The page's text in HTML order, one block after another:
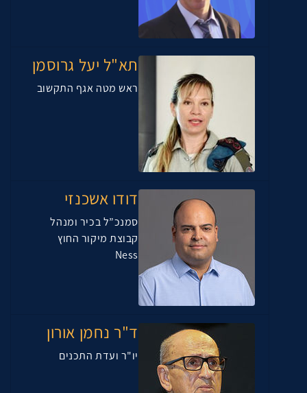
תא"ל יעל גרוסמן
ראש מטה אגף התקשוב
דודו אשכנזי
סמנכ”ל בכיר ומנהל
קבוצת מיקור החוץ
Ness
ד"ר נחמן אורון
יו"ר ועדת התכנים